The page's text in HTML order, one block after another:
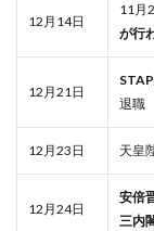
12月14日
11月
が行
12月21日
退職
12月23日 天皇
12月24日
安倍
三内